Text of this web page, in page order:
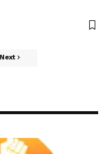
Next